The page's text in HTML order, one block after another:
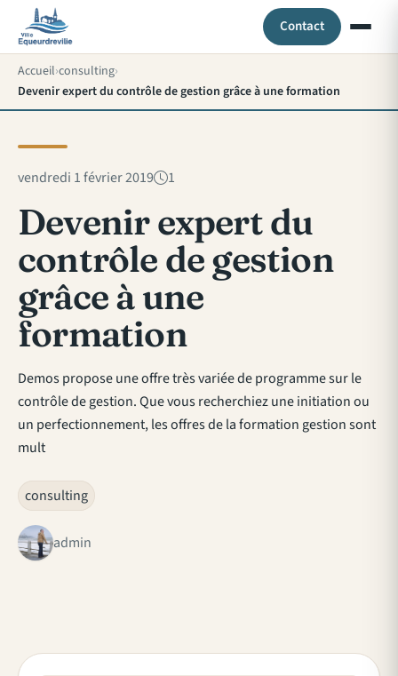
Contact
Accueil consulting
Devenir expert du contrôle de gestion grâce à une formation
vendredi 1 février 2019 1
Devenir expert du
contrôle de gestion
grâce à une
formation
Demos propose une offre très variée de programme sur le
contrôle de gestion. Que vous recherchiez une initiation ou
un perfectionnement, les offres de la formation gestion sont
mult
consulting
admin